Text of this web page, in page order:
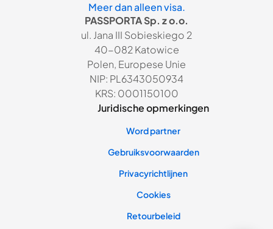
Meer dan alleen visa.
PASSPORTA Sp. z o.o.
ul. Jana III Sobieskiego 2
40-082 Katowice
Polen, Europese Unie
NIP: PL6343050934
KRS: 0001150100
Juridische opmerkingen
Word partner
Gebruiksvoorwaarden
Privacyrichtlijnen
Cookies
Retourbeleid